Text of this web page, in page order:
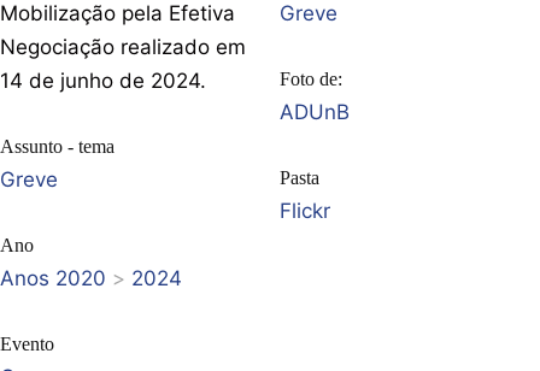
Mobilização pela Efetiva
Negociação realizado em
14 de junho de 2024.
Assunto - tema
Greve
Ano
Anos 2020 > 2024
Evento
Greve
Foto de:
ADUnB
Pasta
Flickr